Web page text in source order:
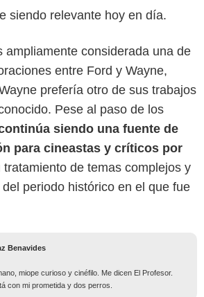
siendo relevante hoy en día.
ampliamente considerada una de
entre Ford y Wayne,
prefería otro de sus trabajos
Pese al paso de los
siendo una fuente de
para cineastas y críticos por
tratamiento de temas complejos y
periodo histórico en el que fue
Benavides
miope curioso y cinéfilo. Me dicen El Profesor.
con mi prometida y dos perros.